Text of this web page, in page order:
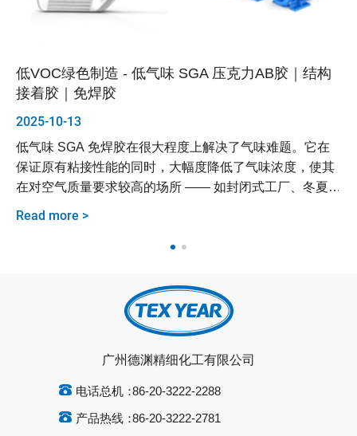
低VOC绿色制造 - 低气味 SGA 压克力AB胶｜结构
接着胶｜免焊胶
2025-10-13
低气味 SGA 免焊胶在很大程度上解决了气味难题。它在
保证原有粘接性能的同时，大幅度降低了气味浓度，使其
在对空气质量要求较高的场所 —— 如封闭式工厂、冬夏季
通风条件较差且缺乏有效换气设备的车间 —— 展现出明显
Read more >
广州德渊精细化工有限公司
电话总机：86-20-3222-2288
产品热线：86-20-3222-2781